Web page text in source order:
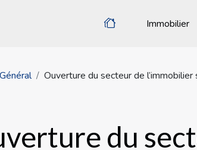
Immobilier
Général Ouverture du secteur de
du